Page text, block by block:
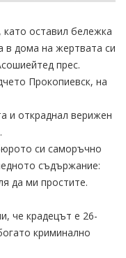
оставил бележка
в дома на жертвата си
прес.
Прокопиевск, на
и откраднал верижен
си саморъчно
съдържание:
да ми простите.
че крадецът е 26-
криминално